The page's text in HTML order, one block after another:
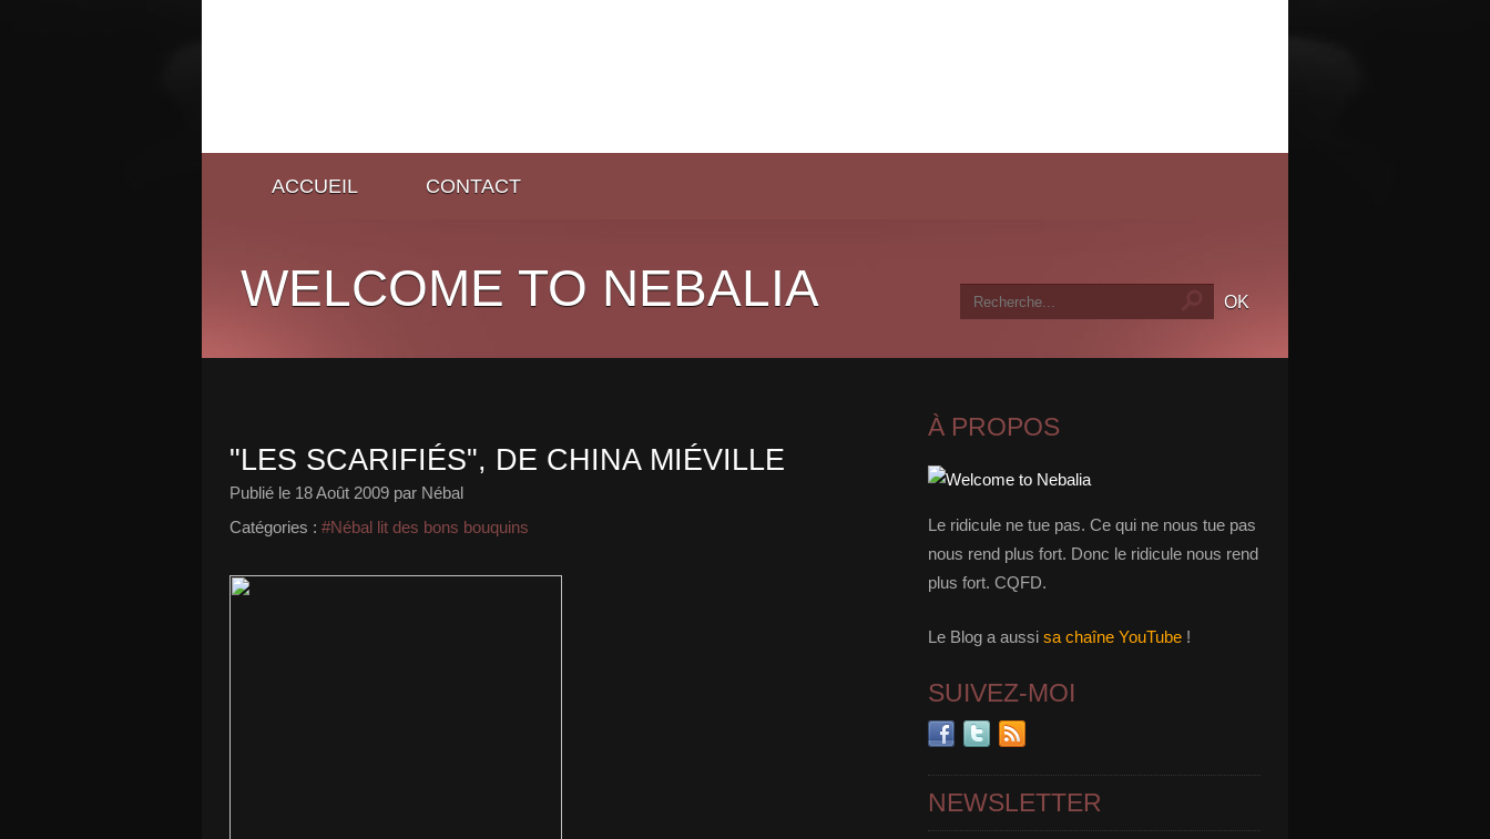
ACCUEIL CONTACT
WELCOME TO NEBALIA
"LES SCARIFIÉS", DE CHINA MIÉVILLE
Publié le 18 Août 2009 par Nébal
Catégories : #Nébal lit des bons bouquins
À PROPOS
Le ridicule ne tue pas. Ce qui ne nous tue pas
nous rend plus fort. Donc le ridicule nous rend
plus fort. CQFD.
Le Blog a aussi sa chaîne YouTube !
SUIVEZ-MOI
NEWSLETTER